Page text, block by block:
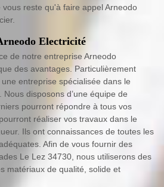
reste qu'à faire appel Arneodo
Electricité
de notre entreprise Arneodo
des avantages. Particulièrement
entreprise spécialisée dans le
disposons d’une équipe de
pourront répondre à tous vos
réaliser vos travaux dans le
Ils ont connaissances de toutes les
Afin de vous fournir des
Le Lez 34730, nous utiliserons des
matériaux de qualité, solide et